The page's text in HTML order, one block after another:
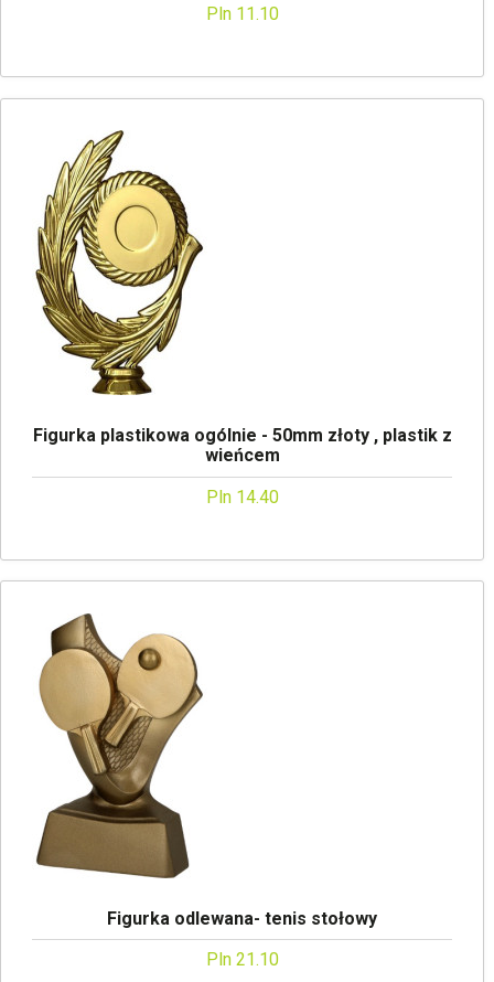
Pln 11.10
Figurka plastikowa ogólnie - 50mm złoty , plastik z
wieńcem
Pln 14.40
Figurka odlewana- tenis stołowy
Pln 21.10